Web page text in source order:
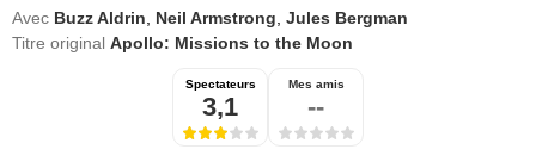
Avec Buzz Aldrin Neil Armstrong Jules Bergman
Titre original Apollo: Missions to the Moon
Spectateurs
3,1
Mes amis
--